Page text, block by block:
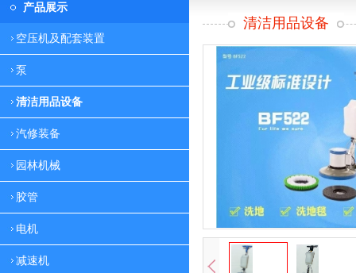
产品展示
空压机及配套装置
泵
清洁用品设备
汽修装备
园林机械
胶管
电机
减速机
清洁用品设备